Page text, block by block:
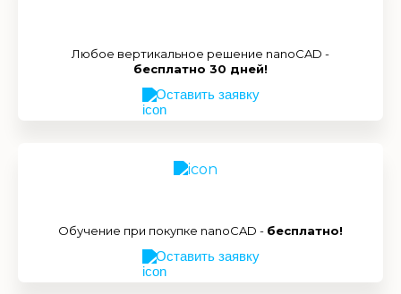
Любое вертикальное решение nanoCAD -
бесплатно 30 дней!
Оставить заявку
Обучение при покупке nanoCAD - бесплатно!
Оставить заявку